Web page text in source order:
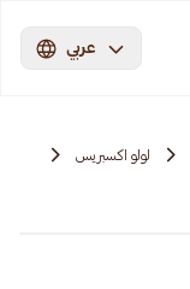
عربي
لولو اكسبريس